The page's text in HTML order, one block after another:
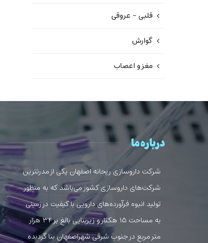
قلبی - عروقی
گوارش
مغز و اعصاب
درباره ما
شرکت داروسازی ریحانه اصفهان یکی از مدرنترین
شرکت‌های داروسازی کشور می‌باشد که به منظور
تولید انبوه فرآورده‌های دارویی با کیفیت در زمینی
به مساحت ۱۵ هکتار و زیربنایی بالغ بر ۳۴ هزار
متر مربع در جنوب شرقی شهراصفهان بنا گردیده